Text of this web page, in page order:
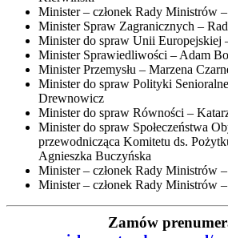
Minister – członek Rady Ministrów
Minister Spraw Zagranicznych –
Minister do spraw Unii Europejskiej
Minister Sprawiedliwości – Adam
Minister Przemysłu – Marzena
Minister do spraw Polityki
Drewnowicz
Minister do spraw Równości –
Minister do spraw Społeczeństwa
przewodnicząca Komitetu ds.
Agnieszka Buczyńska
Minister – członek Rady Ministrów
Minister – członek Rady Ministrów
Zamów